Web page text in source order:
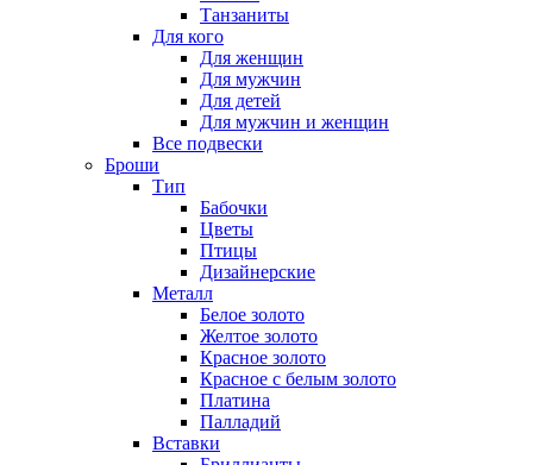
Танзаниты
Для кого
Для женщин
Для мужчин
Для детей
Для мужчин и женщин
Все подвески
Броши
Тип
Бабочки
Цветы
Птицы
Дизайнерские
Металл
Белое золото
Желтое золото
Красное золото
Красное с белым золото
Платина
Палладий
Вставки